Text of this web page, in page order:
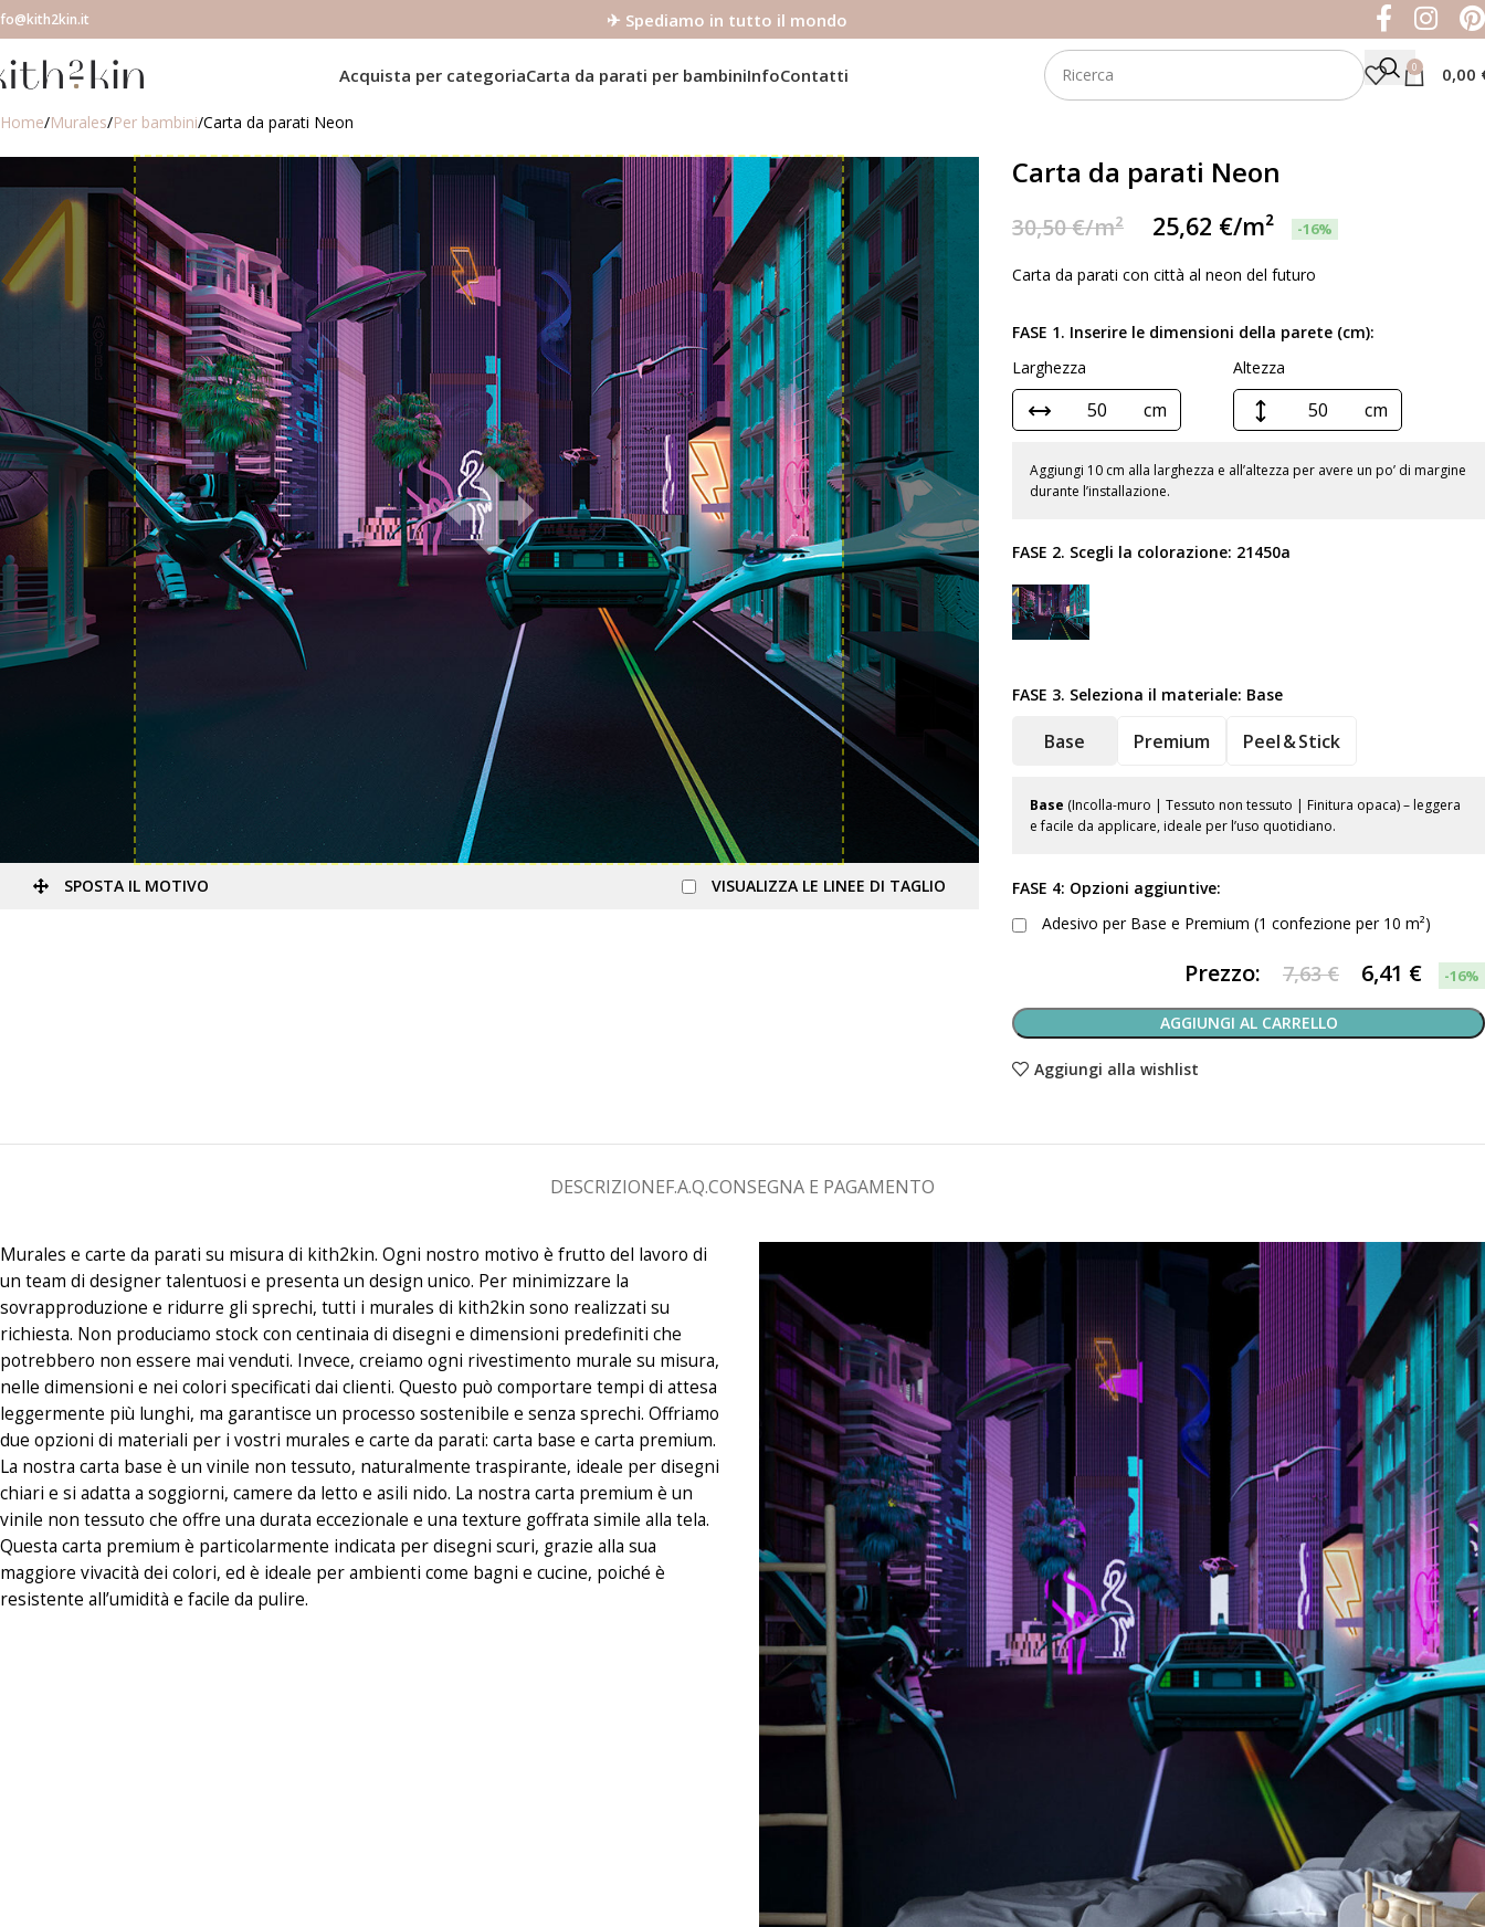
✈ Spediamo in tutto il mondo
Acquista per categoriaCarta da parati per bambiniInfoContatti 0 0,00
Home Murales Per bambini Carta da parati Neon
SPOSTA IL MOTIVO VISUALIZZA LE LINEE DI TAGLIO
Carta da parati Neon
30,50€/m² 25,62 €/m² -16%
Carta da parati con città al neon del futuro
FASE 1. Inserire le dimensioni della parete (cm):
Larghezza
cm
Altezza
cm
Aggiungi 10 cm alla larghezza e all’altezza per avere un po’ di margine
durante l’installazione.
FASE 2. Scegli la colorazione: 21450a
FASE 3. Seleziona il materiale: Base
Base Premium Peel & Stick
Base (Incolla-muro | Tessuto non tessuto | Finitura opaca) – leggera
e facile da applicare, ideale per l’uso quotidiano.
FASE 4: Opzioni aggiuntive:
Adesivo per Base e Premium (1 confezione per 10 m²)
Prezzo: 7,63 € 6,41 € -16%
AGGIUNGI AL CARRELLO
Aggiungi alla wishlist
DESCRIZIONEF.A.Q.CONSEGNA E PAGAMENTO
Murales e carte da parati su misura di kith2kin. Ogni nostro motivo è frutto del lavoro di
un team di designer talentuosi e presenta un design unico. Per minimizzare la
sovrapproduzione e ridurre gli sprechi, tutti i murales di kith2kin sono realizzati su
richiesta. Non produciamo stock con centinaia di disegni e dimensioni predefiniti che
potrebbero non essere mai venduti. Invece, creiamo ogni rivestimento murale su misura,
nelle dimensioni e nei colori specificati dai clienti. Questo può comportare tempi di attesa
leggermente più lunghi, ma garantisce un processo sostenibile e senza sprechi. Offriamo
due opzioni di materiali per i vostri murales e carte da parati: carta base e carta premium.
La nostra carta base è un vinile non tessuto, naturalmente traspirante, ideale per disegni
chiari e si adatta a soggiorni, camere da letto e asili nido. La nostra carta premium è un
vinile non tessuto che offre una durata eccezionale e una texture goffrata simile alla tela.
Questa carta premium è particolarmente indicata per disegni scuri, grazie alla sua
maggiore vivacità dei colori, ed è ideale per ambienti come bagni e cucine, poiché è
resistente all’umidità e facile da pulire.